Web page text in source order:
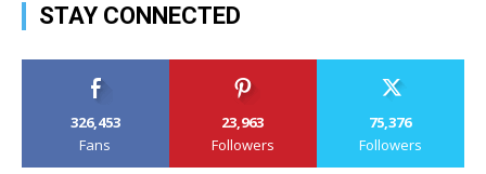
STAY CONNECTED
326,453
Fans
23,963
Followers
75,376
Followers